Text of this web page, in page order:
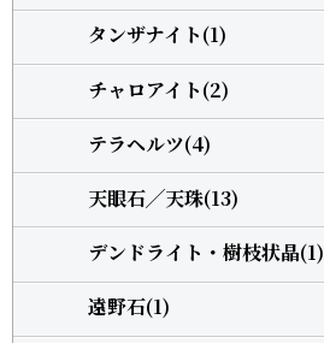
タンザナイト(1)
チャロアイト(2)
テラヘルツ(4)
天眼石╱天珠(13)
デンドライト・樹枝状晶(1)
遠野石(1)